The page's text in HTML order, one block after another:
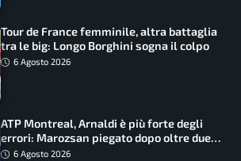
Tour de France femminile, altra battaglia
tra le big: Longo Borghini sogna il colpo
6 Agosto 2026
ATP Montreal, Arnaldi è più forte degli
errori: Marozsan piegato dopo oltre due
ore6 Agosto 2026